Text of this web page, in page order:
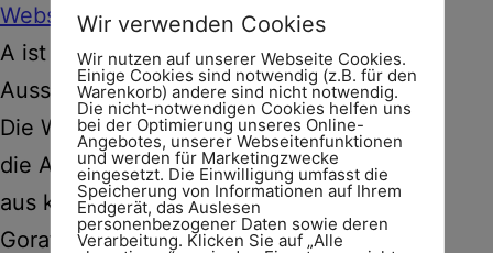
Website von Alicún de Las Torres
A ist der Startpunkt, C bis G sind
Aussichtspunkte.
Die Wege sind breit, es ist nicht zu steil,
die Aussichten sind schön. Von Punkt F
aus kannst Du sogar die Discordancia de
Gorafe sehen.
Wir verwenden Cookies
Wir nutzen auf unserer Webseite Cookies.
Einige Cookies sind notwendig (z.B. für den
Warenkorb) andere sind nicht notwendig.
Die nicht-notwendigen Cookies helfen uns
bei der Optimierung unseres Online-
Angebotes, unserer Webseitenfunktionen
und werden für Marketingzwecke
eingesetzt. Die Einwilligung umfasst die
Speicherung von Informationen auf Ihrem
Endgerät, das Auslesen
personenbezogener Daten sowie deren
Verarbeitung. Klicken Sie auf „Alle